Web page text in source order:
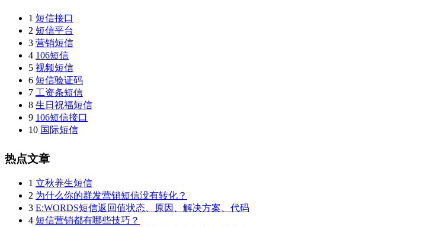
1 短信接口
2 短信平台
3 营销短信
4 106短信
5 视频短信
6 短信验证码
7 工资条短信
8 生日祝福短信
9 106短信接口
10 国际短信
热点文章
1 立秋养生短信
2 为什么你的群发营销短信没有转化？
3 E:WORDS短信返回值状态、原因、解决方案、代码
4 短信营销都有哪些技巧？